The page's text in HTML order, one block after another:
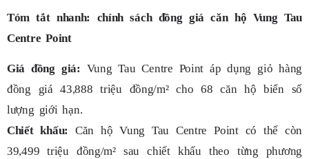
Tóm tắt nhanh: chính sách đồng giá căn hộ Vung Tau
Centre Point
Giá đồng giá: Vung Tau Centre Point áp dụng giỏ hàng
đồng giá 43,888 triệu đồng/m² cho 68 căn hộ biển số
lượng giới hạn.
Chiết khấu:
Căn hộ Vung Tau Centre Point có thể còn
39,499 triệu đồng/m² sau chiết khấu theo từng phương